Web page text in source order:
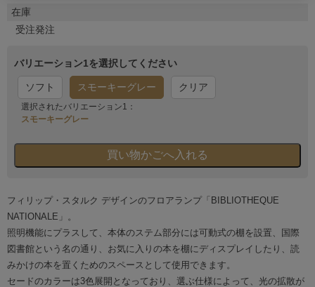
在庫
受注発注
バリエーション1を選択してください
ソフト スモーキーグレー クリア
選択されたバリエーション1：
スモーキーグレー
フィリップ・スタルク デザインのフロアランプ「BIBLIOTHEQUE
NATIONALE」。
照明機能にプラスして、本体のステム部分には可動式の棚を設置、国際
図書館という名の通り、お気に入りの本を棚にディスプレイしたり、読
みかけの本を置くためのスペースとして使用できます。
セードのカラーは3色展開となっており、選ぶ仕様によって、光の拡散が